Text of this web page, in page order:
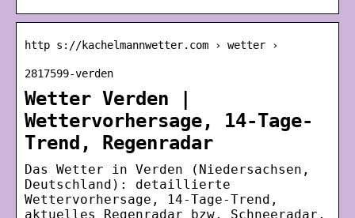
http s://kachelmannwetter.com › wetter ›
2817599-verden
Wetter Verden |
Wettervorhersage, 14-Tage-
Trend, Regenradar
Das Wetter in Verden (Niedersachsen,
Deutschland): detaillierte
Wettervorhersage, 14-Tage-Trend,
aktuelles Regenradar bzw. Schneeradar,